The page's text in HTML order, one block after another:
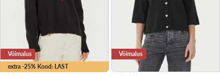
extra -25% Kood: LAST
Võimalus Võimalus